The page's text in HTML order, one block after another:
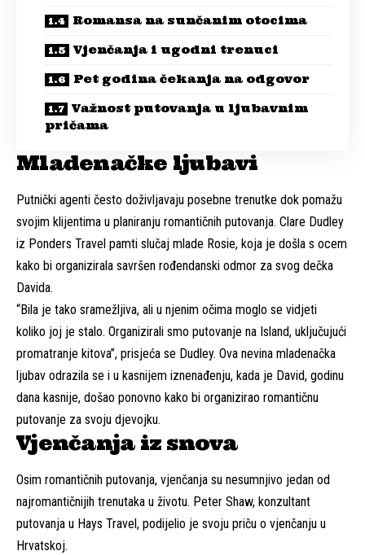
Romansa na sunčanim otocima
Vjenčanja i ugodni trenuci
Pet godina čekanja na odgovor
Važnost putovanja u ljubavnim
pričama
Mladenačke ljubavi
Putnički agenti često doživljavaju posebne trenutke dok pomažu
svojim klijentima u planiranju romantičnih putovanja. Clare Dudley
iz Ponders Travel pamti slučaj mlade Rosie, koja je došla s ocem
kako bi organizirala savršen rođendanski odmor za svog dečka
Davida.
“Bila je tako sramežljiva, ali u njenim očima moglo se vidjeti
koliko joj je stalo. Organizirali smo putovanje na Island, uključujući
promatranje kitova”, prisjeća se Dudley. Ova nevina mladenačka
ljubav odrazila se i u kasnijem iznenađenju, kada je David, godinu
dana kasnije, došao ponovno kako bi organizirao romantičnu
putovanje za svoju djevojku.
Vjenčanja iz snova
Osim romantičnih putovanja, vjenčanja su nesumnjivo jedan od
najromantičnijih trenutaka u životu. Peter Shaw, konzultant
putovanja u Hays Travel, podijelio je svoju priču o vjenčanju u
Hrvatskoj.